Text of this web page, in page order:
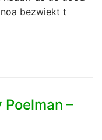
bezwiekt t
–